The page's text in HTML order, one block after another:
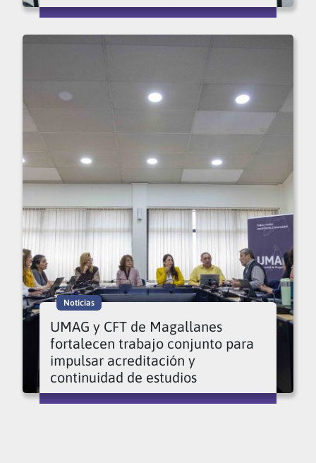
Noticias
UMAG y CFT de Magallanes
fortalecen trabajo conjunto para
impulsar acreditación y
continuidad de estudios